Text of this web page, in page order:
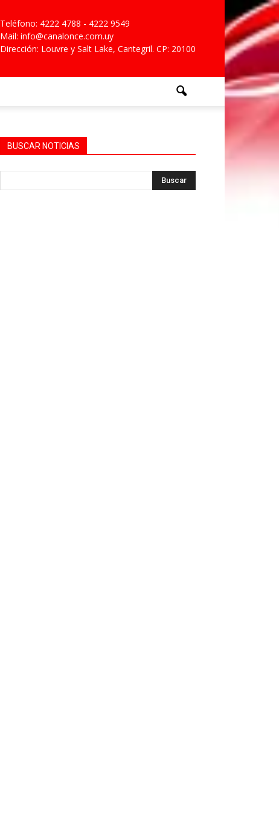
Teléfono: 4222 4788 - 4222 9549
Mail: info@canalonce.com.uy
Dirección: Louvre y Salt Lake, Cantegril. CP: 20100
BUSCAR NOTICIAS